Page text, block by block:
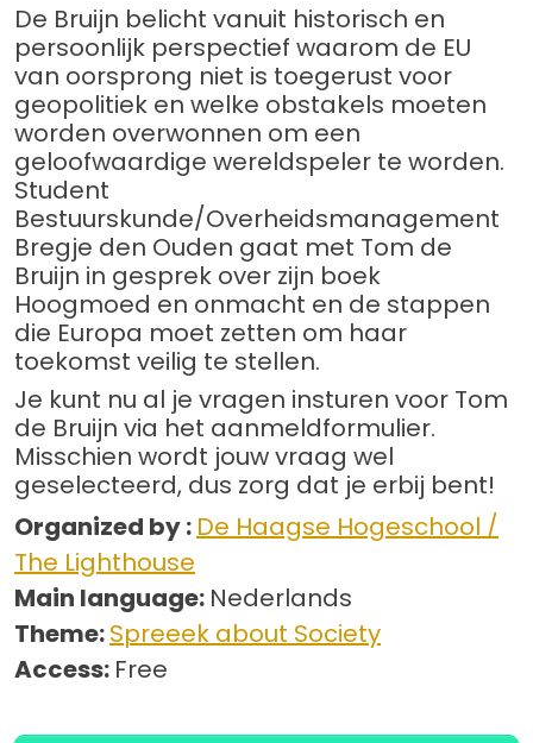
De Bruijn belicht vanuit historisch en
persoonlijk perspectief waarom de EU
van oorsprong niet is toegerust voor
geopolitiek en welke obstakels moeten
worden overwonnen om een
geloofwaardige wereldspeler te worden.
Student
Bestuurskunde/Overheidsmanagement
Bregje den Ouden gaat met Tom de
Bruijn in gesprek over zijn boek
Hoogmoed en onmacht en de stappen
die Europa moet zetten om haar
toekomst veilig te stellen.
Je kunt nu al je vragen insturen voor Tom
de Bruijn via het aanmeldformulier.
Misschien wordt jouw vraag wel
geselecteerd, dus zorg dat je erbij bent!
Organized by : De Haagse Hogeschool /
The Lighthouse
Main language: Nederlands
Theme:Spreeek about Society
Access: Free